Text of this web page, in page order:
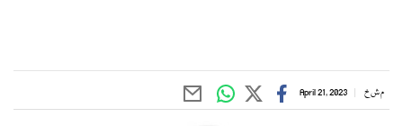
م ش خ April 21, 2023